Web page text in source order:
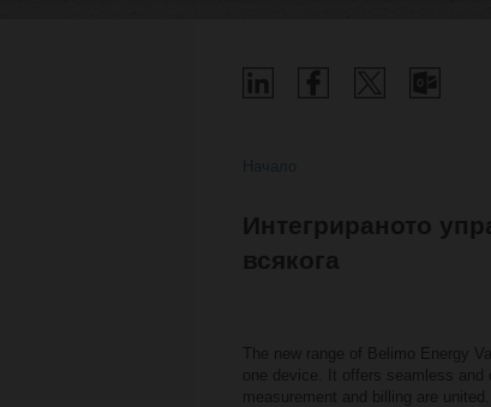
Интегрираното
всякога
The new range of Belimo Energy
one device. It offers seamless
measurement and billing are